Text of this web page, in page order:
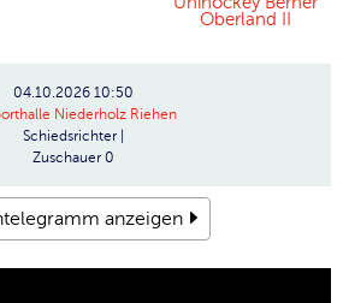
Oberland II
04.10.2026 10:50
Niederholz Riehen
Schiedsrichter
Zuschauer 0
anzeigen